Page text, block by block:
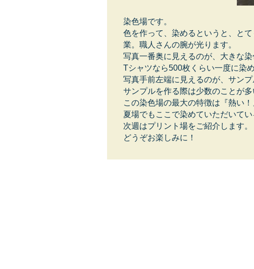
染色場です。
色を作って、染めるというと、と
業。職人さんの腕が光ります。
写真一番奥に見えるのが、大きな染
Tシャツなら500枚くらい一度に染め
写真手前左端に見えるのが、サンプ
サンプルを作る際は少数のことが
この染色場の最大の特徴は『熱い
夏場でもここで染めていただいて
次週はプリント場をご紹介します。
どうぞお楽しみに！